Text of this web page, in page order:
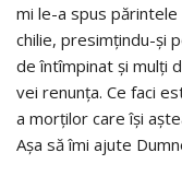
mi le-a spus părintele
chilie, presimțindu-și
de întîmpinat și mulți
vei renunța. Ce faci
a morților care își
Așa să îmi ajute